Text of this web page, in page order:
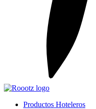
Productos Hoteleros